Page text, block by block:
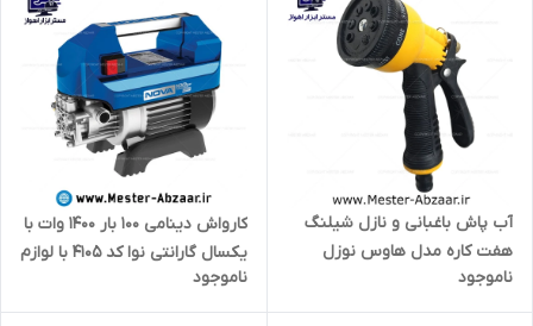
آب پاش باغبانی و نازل شیلنگ
هفت کاره مدل هاوس نوزل
آبپاش HOSE NOZZLE SET
ناموجود
کارواش دینامی 100 بار 1400 وات با
یکسال گارانتی نوا کد 4105 با لوازم
نووا مدل NOVA NTW4105
ناموجود